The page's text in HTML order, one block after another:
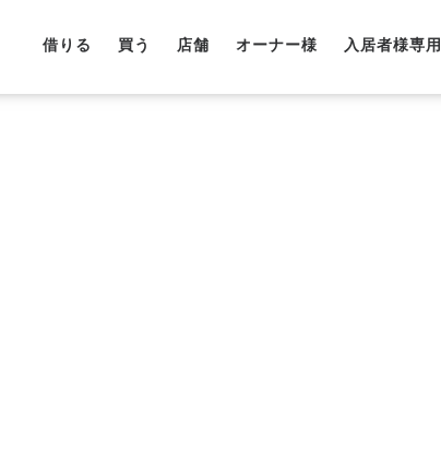
借りる 買う 店舗 オーナー様 入居者様専用